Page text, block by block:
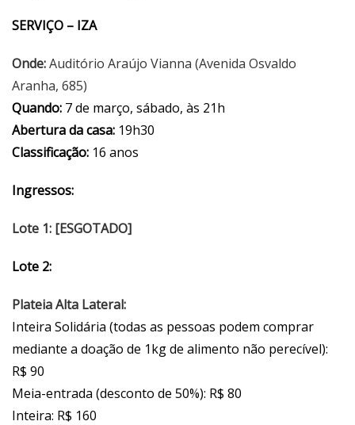
SERVIÇO – IZA
Onde:Auditório Araújo Vianna (Avenida Osvaldo
Aranha, 685)
Quando: 7 de março, sábado, às 21h
Abertura da casa: 19h30
Classificação: 16 anos
Ingressos:
Lote 1: [ESGOTADO]
Lote 2:
Plateia Alta Lateral:
Inteira Solidária (todas as pessoas podem comprar
mediante a doação de 1kg de alimento não perecível):
R$ 90
Meia-entrada (desconto de 50%): R$ 80
Inteira: R$ 160